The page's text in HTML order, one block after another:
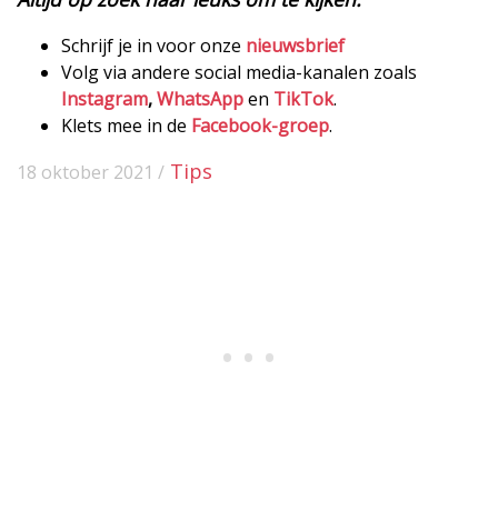
Schrijf je in voor onze nieuwsbrief
Volg via andere social media-kanalen zoals
Instagram,WhatsAppen TikTok.
Klets mee in de Facebook-groep.
18 oktober 2021 / Tips